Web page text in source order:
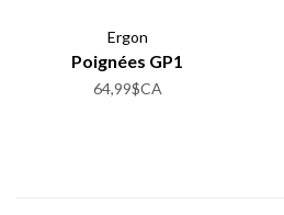
Ergon
Poignées GP1
64,99$CA